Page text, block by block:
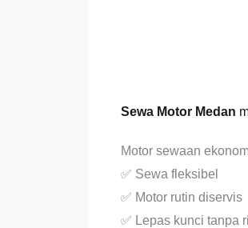
Sewa Motor Medan
Motor sewaan
✅ Sewa fleksibel
✅ Motor rutin diservis
✅ Lepas kunci tanpa